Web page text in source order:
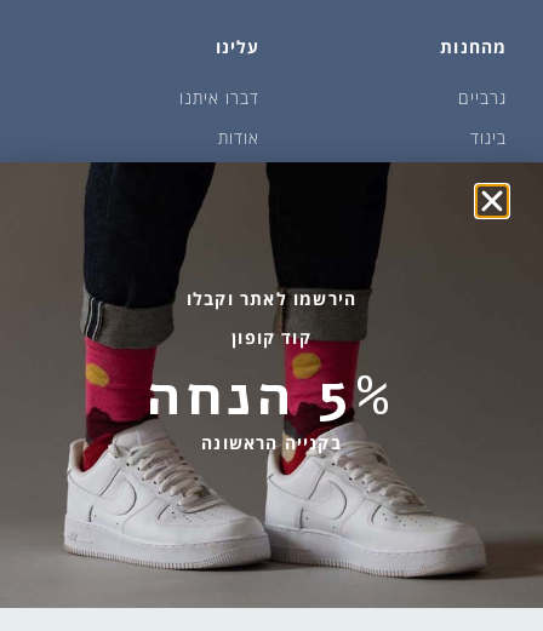
מהחנות
גרביים
ביגוד
שמן זית ודבש
פקעות ובצלים
עלינו
דברו איתנו
אודות
איפה קונים?
הבלוג של יודפת
החלפות והחזרות
אספקה ומשלוחים
הצהרת נגישות
מדיניות פרטיות
שירות לקוחות
בהודעות ווטסאפ בלבד
058-7477780
contact@yodfat.shop
ימים א׳-ה׳,9:00-13:00
הירשמו לאתר וקבלו
קוד קופון
5% הנחה
בקנייה הראשונה